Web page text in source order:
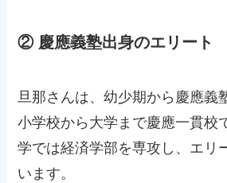
② 慶應義塾出身のエリート
旦那さんは、幼少期から慶應義
小学校から大学まで慶應一貫校
学では経済学部を専攻し、エリ
います。